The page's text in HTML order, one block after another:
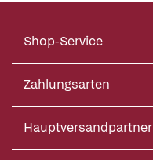
Shop-Service
Zahlungsarten
Hauptversandpartner